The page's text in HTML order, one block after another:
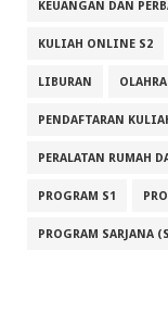
KEUANGAN DAN
KULIAH ONLINE S2
LIBURAN
PENDAFTARAN
PERALATAN RUMAH
PROGRAM S1
PROGRAM SARJANA